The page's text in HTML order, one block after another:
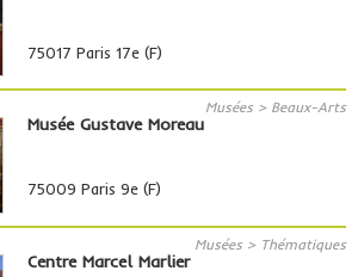
75017 Paris 17e (F)
Musées > Beaux-Arts
Musée Gustave Moreau
75009 Paris 9e (F)
Musées > Thématiques
Centre Marcel Marlier